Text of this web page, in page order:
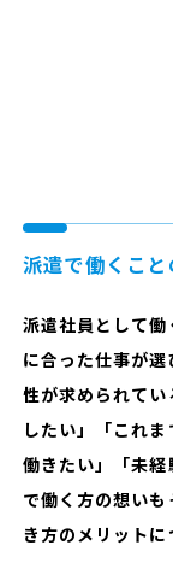
派遣で働くこ
派遣社員として
に合った仕事が
性が求められて
したい」「これ
働きたい」「未
で働く方の想い
き方のメリットに